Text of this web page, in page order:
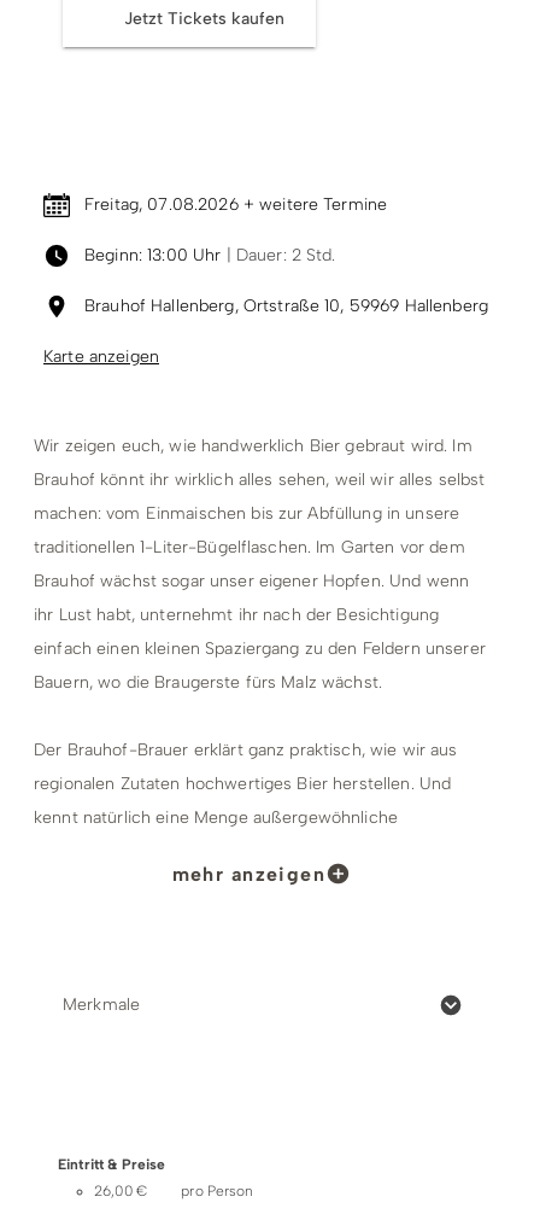
Jetzt Tickets kaufen
Freitag, 07.08.2026 + weitere Termine
Beginn: 13:00 Uhr | Dauer: 2 Std.
Brauhof Hallenberg, Ortstraße 10, 59969 Hallenberg
Karte anzeigen
Wir zeigen euch, wie handwerklich Bier gebraut wird. Im
Brauhof könnt ihr wirklich alles sehen, weil wir alles selbst
machen: vom Einmaischen bis zur Abfüllung in unsere
traditionellen 1-Liter-Bügelflaschen. Im Garten vor dem
Brauhof wächst sogar unser eigener Hopfen. Und wenn
ihr Lust habt, unternehmt ihr nach der Besichtigung
einfach einen kleinen Spaziergang zu den Feldern unserer
Bauern, wo die Braugerste fürs Malz wächst.
Der Brauhof-Brauer erklärt ganz praktisch, wie wir aus
regionalen Zutaten hochwertiges Bier herstellen. Und
kennt natürlich eine Menge außergewöhnliche
auch zwei Gläser Hallenberger Landbier zur Verkostung
Termine:
Freitags und samstags 15:00 Uhr, ganzjährig
mehr anzeigen
Merkmale
Eintritt & Preise
26,00 € pro Person